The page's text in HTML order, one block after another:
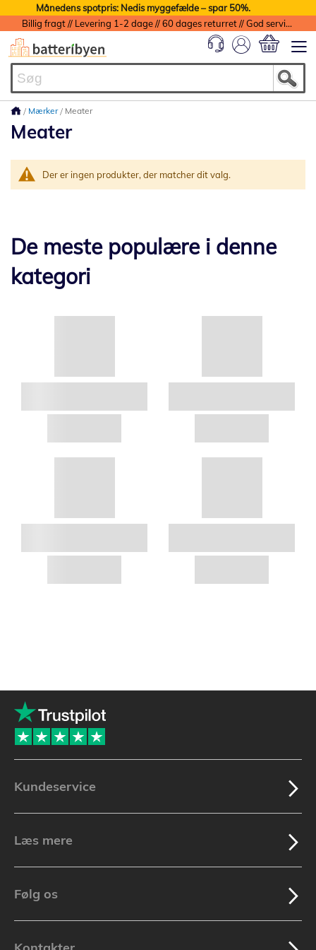
Månedens spotpris: Nedis myggefælde – spar 50%.
Billig fragt // Levering 1-2 dage // 60 dages returret // God service med garanti
Mærker Meater
Meater
Der er ingen produkter, der matcher dit valg.
De meste populære i denne
kategori
Kundeservice
Læs mere
Følg os